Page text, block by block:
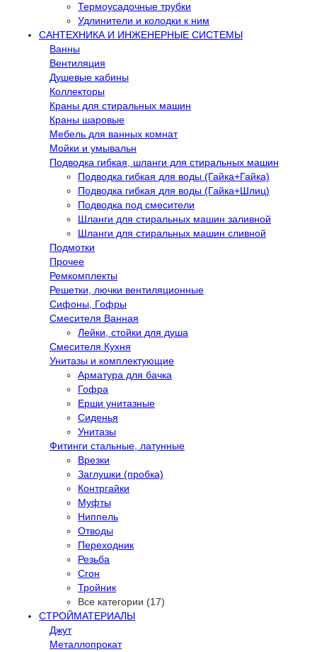
Термоусадочные трубки
Удлинители и колодки к ним
САНТЕХНИКА И ИНЖЕНЕРНЫЕ СИСТЕМЫ
Ванны
Вентиляция
Душевые кабины
Коллекторы
Краны для стиральных машин
Краны шаровые
Мебель для ванных комнат
Мойки и умывальн
Подводка гибкая, шланги для стиральных машин
Подводка гибкая для воды (Гайка+Гайка)
Подводка гибкая для воды (Гайка+Шлиц)
Подводка под смесители
Шланги для стиральных машин заливной
Шланги для стиральных машин сливной
Подмотки
Прочее
Ремкомплекты
Решетки, лючки вентиляционные
Сифоны, Гофры
Смесителя Ванная
Лейки, стойки для душа
Смесителя Кухня
Унитазы и комплектующие
Арматура для бачка
Гофра
Ерши унитазные
Сиденья
Унитазы
Фитинги стальные, латунные
Врезки
Заглушки (пробка)
Контргайки
Муфты
Ниппель
Отводы
Переходник
Резьба
Сгон
Тройник
Все категории (17)
СТРОЙМАТЕРИАЛЫ
Джут
Металлопрокат